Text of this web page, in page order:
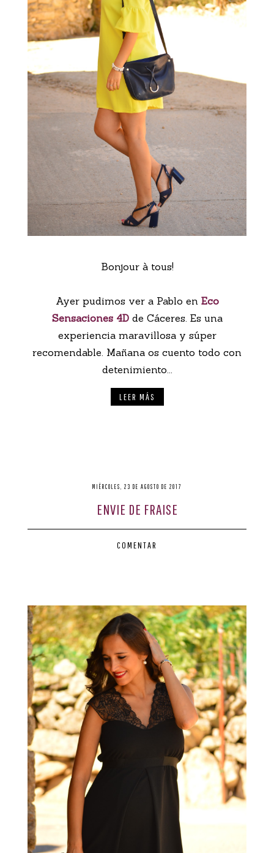
Bonjour à tous!
Ayer pudimos ver a Pablo en Eco
Sensaciones 4D de Cáceres. Es una
experiencia maravillosa y súper
recomendable. Mañana os cuento todo con
detenimiento...
LEER MÁS
MIÉRCOLES, 23 DE AGOSTO DE 2017
ENVIE DE FRAISE
COMENTAR